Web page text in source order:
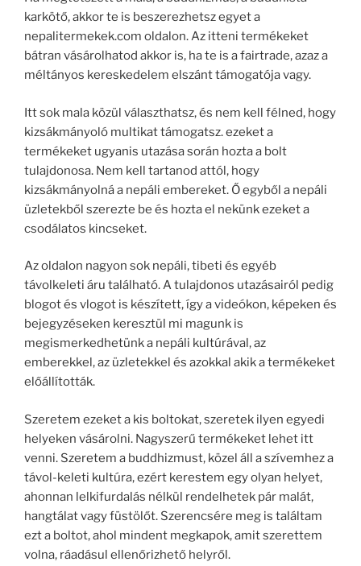
karkötő, akkor te is beszerezhetsz egyet a
nepalitermekek.com oldalon. Az itteni termékeket
bátran vásárolhatod akkor is, ha te is a fairtrade, azaz a
méltányos kereskedelem elszánt támogatója vagy.
Itt sok mala közül választhatsz, és nem kell félned, hogy
kizsákmányoló multikat támogatsz. ezeket a
termékeket ugyanis utazása során hozta a bolt
tulajdonosa. Nem kell tartanod attól, hogy
kizsákmányolná a nepáli embereket. Ő egyből a nepáli
üzletekből szerezte be és hozta el nekünk ezeket a
csodálatos kincseket.
Az oldalon nagyon sok nepáli, tibeti és egyéb
távolkeleti áru található. A tulajdonos utazásairól pedig
blogot és vlogot is készített, így a videókon, képeken és
bejegyzéseken keresztül mi magunk is
megismerkedhetünk a nepáli kultúrával, az
emberekkel, az üzletekkel és azokkal akik a termékeket
előállították.
Szeretem ezeket a kis boltokat, szeretek ilyen egyedi
helyeken vásárolni. Nagyszerű termékeket lehet itt
venni. Szeretem a buddhizmust, közel áll a szívemhez a
távol-keleti kultúra, ezért kerestem egy olyan helyet,
ahonnan lelkifurdalás nélkül rendelhetek pár malát,
hangtálat vagy füstölőt. Szerencsére meg is találtam
ezt a boltot, ahol mindent megkapok, amit szerettem
volna, ráadásul ellenőrizhető helyről.